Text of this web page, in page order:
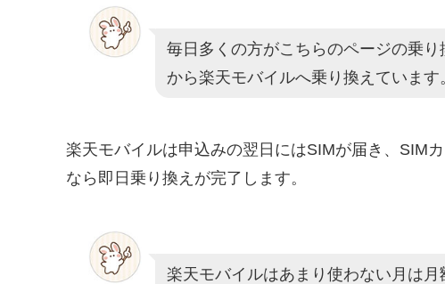
毎日多くの方がこちらのページの乗
から楽天モバイルへ乗り換えています
楽天モバイルは申込みの翌日にはSIMが届き、SIM
なら即日乗り換えが完了します。
楽天モバイルはあまり使わない月は